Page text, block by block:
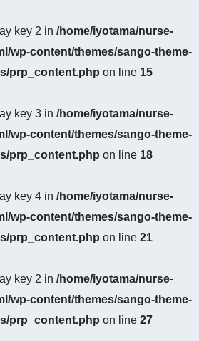
key 2 in /home/iyotama/nurse-
wp-content/themes/sango-theme-
prp_content.php on line 15
key 3 in /home/iyotama/nurse-
wp-content/themes/sango-theme-
prp_content.php on line 18
key 4 in /home/iyotama/nurse-
wp-content/themes/sango-theme-
prp_content.php on line 21
key 2 in /home/iyotama/nurse-
wp-content/themes/sango-theme-
prp_content.php on line 27